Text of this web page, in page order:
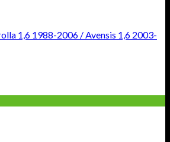
1,6 1988-2006 / Avensis 1,6 2003-